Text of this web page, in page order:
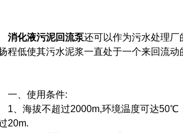
消化液污泥回流泵还可以作为污水处理
程低使其污水泥浆一直处于一个来回流
使用条件:
海拔不超过2000m,环境温度可达50℃，
20m.